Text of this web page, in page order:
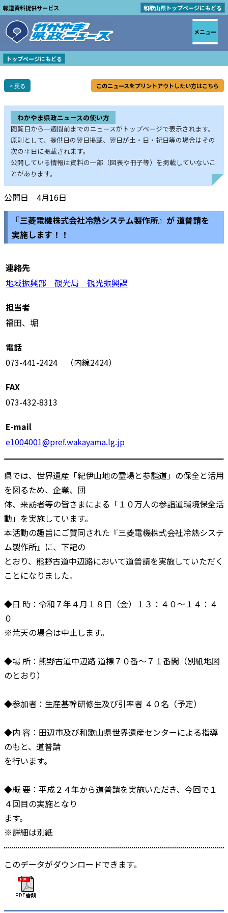
報道資料提供サービス 和歌山県トップページにもどる
トップページにもどる
< 戻る このニュースをプリントアウトしたい方はこちら
わかやま県政ニュースの使い方
閲覧日から一週間前までのニュースがトップページで表示されます。
原則として、提供日の翌日掲載、翌日が土・日・祝日等の場合はその
次の平日に掲載されます。
公開している情報は資料の一部（図表や冊子等）を掲載していないこ
とがあります。
公開日 4月16日
『三菱電機株式会社冷熱システム製作所』が 道普請を
実施します！！
連絡先
地域振興部 観光局 観光振興課
担当者
福田、堀
電話
073-441-2424 （内線2424）
FAX
073-432-8313
E-mail
e1004001@pref.wakayama.lg.jp
県では、世界遺産「紀伊山地の霊場と参詣道」の保全と活用
を図るため、企業、団
体、来訪者等の皆さまによる「１０万人の参詣道環境保全活
動」を実施しています。
本活動の趣旨にご賛同された『三菱電機株式会社冷熱システ
ム製作所』に、下記の
とおり、熊野古道中辺路において道普請を実施していただく
ことになりました。
◆日 時：令和７年４月１８日（金）１３：４０～１４：４
０
※荒天の場合は中止します。
◆場 所：熊野古道中辺路 道標７０番～７１番間（別紙地図
のとおり）
◆参加者：生産基幹研修生及び引率者 ４０名（予定）
◆内 容：田辺市及び和歌山県世界遺産センターによる指導
のもと、道普請
を行います。
◆概 要：平成２４年から道普請を実施いただき、今回で１
４回目の実施となり
ます。
※詳細は別紙
このデータがダウンロードできます。
メニュー